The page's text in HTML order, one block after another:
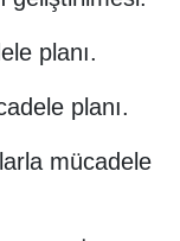
planı.
planı.
mücadele